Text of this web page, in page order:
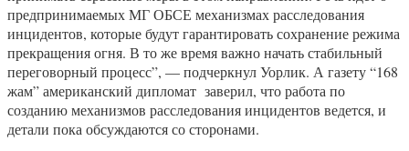
предпринимаемых МГ ОБСЕ механизмах расследования
инцидентов, которые будут гарантировать сохранение режима
прекращения огня. В то же время важно начать стабильный
переговорный процесс”, — подчеркнул Уорлик. А газету “168
жам” американский дипломат заверил, что работа по
созданию механизмов расследования инцидентов ведется, и
детали пока обсуждаются со сторонами.